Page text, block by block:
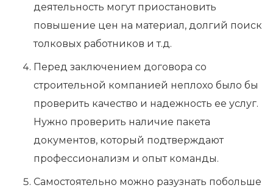
деятельность могут приостановить
повышение цен на материал, долгий поиск
толковых работников и т.д.
Перед заключением договора со
строительной компанией неплохо было бы
проверить качество и надежность ее услуг.
Нужно проверить наличие пакета
документов, который подтверждают
профессионализм и опыт команды.
Самостоятельно можно разузнать побольше